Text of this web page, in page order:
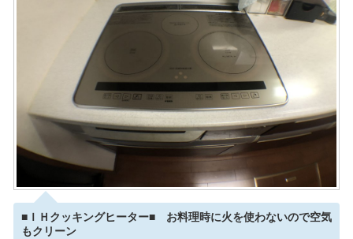
■ＩＨクッキングヒーター■ お料理時に火を使わないので空気
もクリーン